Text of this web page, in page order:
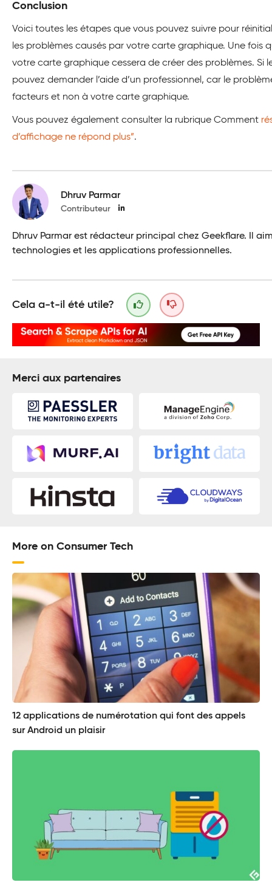
Conclusion
Voici toutes les étapes que vous pouvez suivre pour
les problèmes causés par votre carte graphique. Une fois
votre carte graphique cessera de créer des problèmes. Si
pouvez demander l’aide d’un professionnel, car le
facteurs et non à votre carte graphique.
Vous pouvez également consulter la rubrique Comment
d’affichage ne répond plus”.
Dhruv Parmar
Contributeur
Dhruv Parmar est rédacteur principal chez Geekflare. Il
technologies et les applications professionnelles.
Cela a-t-il été utile?
Merci aux partenaires
More on Consumer Tech
12 applications de numérotation qui font des appels
sur Android un plaisir